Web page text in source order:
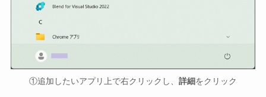
①追加したいアプリ上で右クリックし、 詳細をクリック